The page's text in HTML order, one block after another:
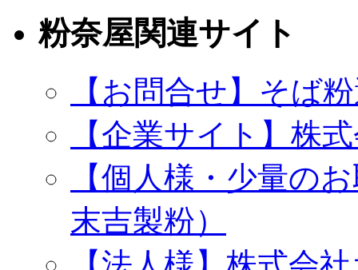
粉奈屋関連サイト
【お問合せ】そば
【企業サイト】株
【個人様・少量の
末吉製粉）